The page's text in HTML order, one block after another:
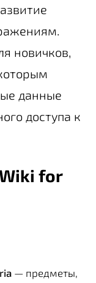
новичков,
данные
доступа к
for
— предметы,